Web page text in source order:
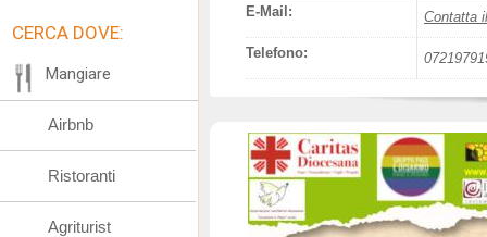
E-Mail: Contatta
Telefono:
CERCA DOVE:
Mangiare
Airbnb
Ristoranti
Agriturist